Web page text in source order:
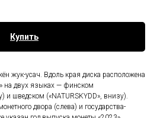
Купить
жук-усач. Вдоль края диска расположена
двух языках — финском
и шведском («NATURSKYDD», внизу).
двора (слева) и государства-